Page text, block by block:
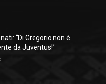
“Di Gregorio non è
da Juventus!”